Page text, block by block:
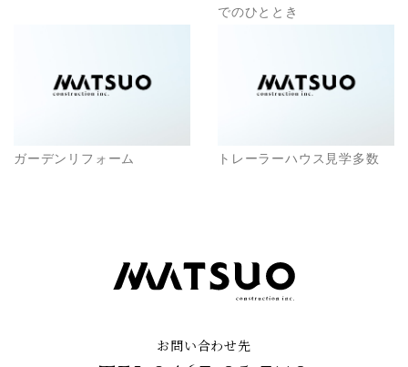
でのひととき
ガーデンリフォーム トレーラーハウス見学多数
お問い合わせ先